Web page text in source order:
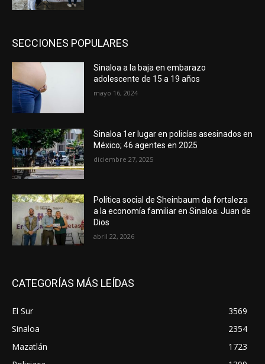
SECCIONES POPULARES
Sinaloa a la baja en embarazo
adolescente de 15 a 19 años
mayo 16, 2024
Sinaloa 1er lugar en policías asesinados en
México; 46 agentes en 2025
diciembre 27, 2025
Política social de Sheinbaum da fortaleza
a la economía familiar en Sinaloa: Juan de
Dios
abril 22, 2026
CATEGORÍAS MÁS LEÍDAS
El Sur
3569
Sinaloa
2354
Mazatlán
1723